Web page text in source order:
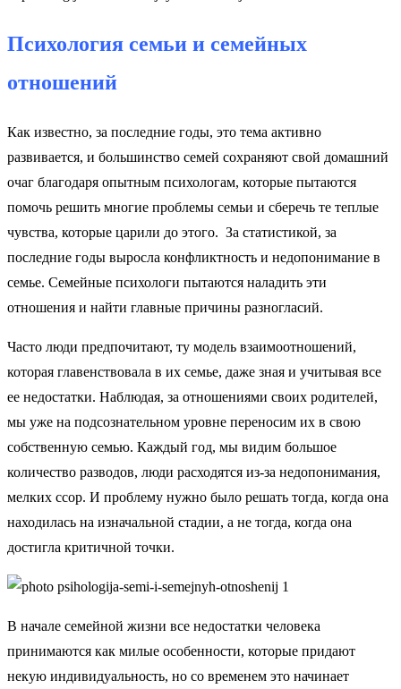
Психология семьи и семейных
отношений
Как известно, за последние годы, это тема активно
развивается, и большинство семей сохраняют свой домашний
очаг благодаря опытным психологам, которые пытаются
помочь решить многие проблемы семьи и сберечь те теплые
чувства, которые царили до этого. За статистикой, за
последние годы выросла конфликтность и недопонимание в
семье. Семейные психологи пытаются наладить эти
отношения и найти главные причины разногласий.
Часто люди предпочитают, ту модель взаимоотношений,
которая главенствовала в их семье, даже зная и учитывая все
ее недостатки. Наблюдая, за отношениями своих родителей,
мы уже на подсознательном уровне переносим их в свою
собственную семью. Каждый год, мы видим большое
количество разводов, люди расходятся из-за недопонимания,
мелких ссор. И проблему нужно было решать тогда, когда она
находилась на изначальной стадии, а не тогда, когда она
достигла критичной точки.
В начале семейной жизни все недостатки человека
принимаются как милые особенности, которые придают
некую индивидуальность, но со временем это начинает